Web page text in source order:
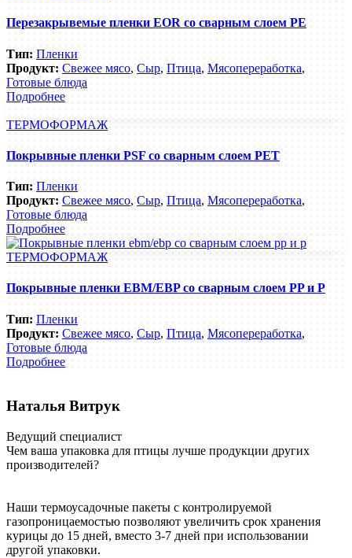
Перезакрывемые пленки EOR со сварным слоем PE
Тип:Пленки
Продукт:Свежее мясо,Сыр,Птица,Мясопереработка,
Готовые блюда
Подробнее
ТЕРМОФОРМАЖ
Покрывные пленки PSF со сварным слоем PET
Тип:Пленки
Продукт:Свежее мясо,Сыр,Птица,Мясопереработка,
Готовые блюда
Подробнее
ТЕРМОФОРМАЖ
Покрывные пленки EBM/EBP со сварным слоем PP и P
Тип:Пленки
Продукт:Свежее мясо,Сыр,Птица,Мясопереработка,
Готовые блюда
Подробнее
Наталья Витрук
Ведущий специалист
Чем ваша упаковка для птицы лучше продукции других
производителей?
Наши термоусадочные пакеты с контролируемой
газопроницаемостью позволяют увеличить срок хранения
курицы до 15 дней, вместо 3-7 дней при использовании
другой упаковки.